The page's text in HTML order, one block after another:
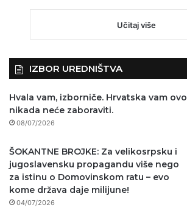
Učitaj više
IZBOR UREDNIŠTVA
Hvala vam, izborniče. Hrvatska vam ovo
nikada neće zaboraviti.
08/07/2026
ŠOKANTNE BROJKE: Za velikosrpsku i
jugoslavensku propagandu više nego
za istinu o Domovinskom ratu – evo
kome država daje milijune!
04/07/2026